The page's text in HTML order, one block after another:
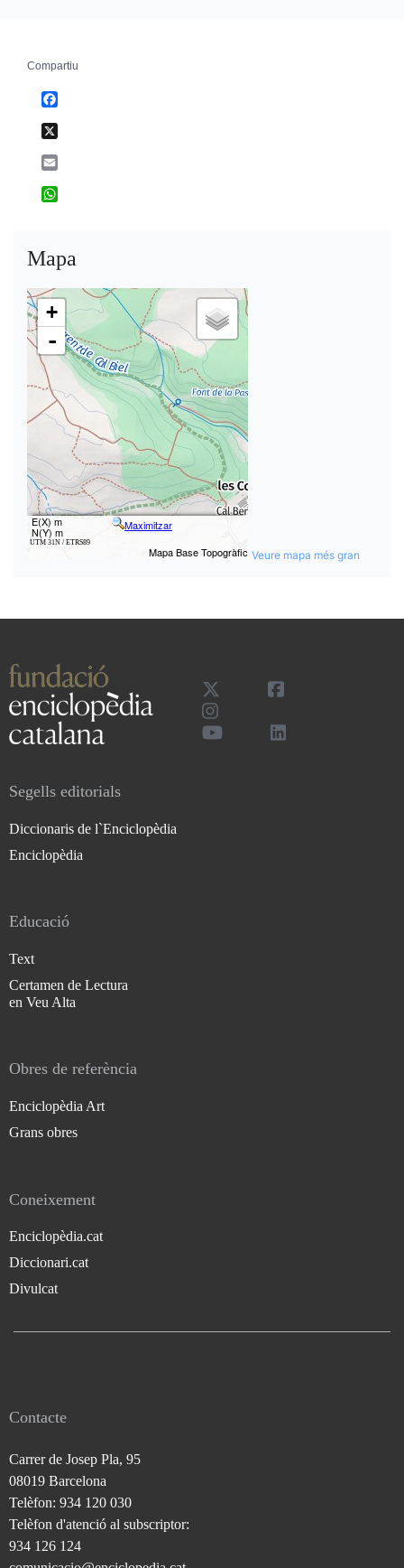
Compartiu
Mapa
Veure mapa més gran
Segells editorials
Diccionaris de l`Enciclopèdia
Enciclopèdia
Educació
Text
Certamen de Lectura
en Veu Alta
Obres de referència
Enciclopèdia Art
Grans obres
Coneixement
Enciclopèdia.cat
Diccionari.cat
Divulcat
Contacte
Carrer de Josep Pla, 95
08019 Barcelona
Telèfon: 934 120 030
Telèfon d'atenció al subscriptor:
934 126 124